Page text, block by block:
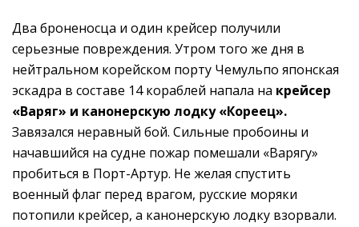
Два броненосца и один крейсер получили
серьезные повреждения. Утром того же дня в
нейтральном корейском порту Чемульпо японская
эскадра в составе 14 кораблей напала на крейсер
«Варяг» и канонерскую лодку «Кореец».
Завязался неравный бой. Сильные пробоины и
начавшийся на судне пожар помешали «Варягу»
пробиться в Порт-Артур. Не желая спустить
военный флаг перед врагом, русские моряки
потопили крейсер, а канонерскую лодку взорвали.